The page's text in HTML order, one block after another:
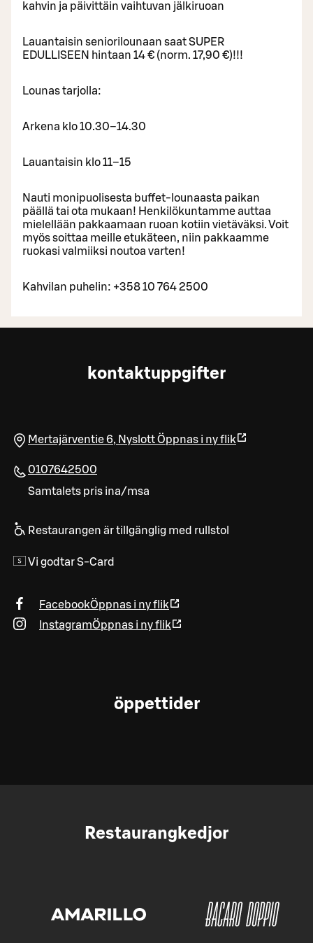
kahvin ja päivittäin vaihtuvan jälkiruoan
Lauantaisin seniorilounaan saat SUPER
EDULLISEEN hintaan 14 € (norm. 17,90 €)!!!
Lounas tarjolla:
Arkena klo 10.30–14.30
Lauantaisin klo 11–15
Nauti monipuolisesta buffet-lounaasta paikan
päällä tai ota mukaan! Henkilökuntamme auttaa
mielellään pakkaamaan ruoan kotiin vietäväksi. Voit
myös soittaa meille etukäteen, niin pakkaamme
ruokasi valmiiksi noutoa varten!
Kahvilan puhelin: +358 10 764 2500
kontaktuppgifter
Mertajärventie 6, NyslottÖppnas i ny flik
0107642500
Samtalets pris ina/msa
Restaurangen är tillgänglig med rullstol
Vi godtar S-Card
FacebookÖppnas i ny flik
InstagramÖppnas i ny flik
öppettider
Restaurangkedjor